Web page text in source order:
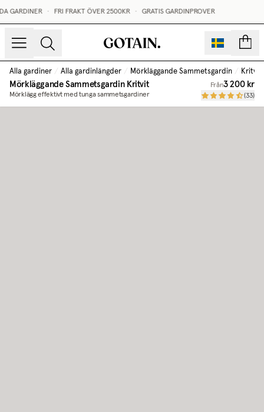
GARDINER FRI FRAKT ÖVER 2500KR GRATIS GARDINPROVER
Alla gardiner / Alla gardinlängder / Mörkläggande Sammetsgardin / Kritvit
Mörkläggande SammetsgardinKritvit
Mörklägg effektivt med tunga sammetsgardiner
Från3 200 kr
(33)